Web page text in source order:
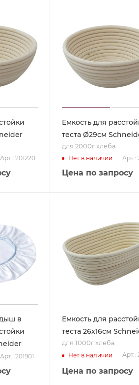
Арт.: 201220
Емкость для
теста Ø29см
для 2000г хлеба
Нет в наличии Арт.:
Цена по запросу
в
Арт.: 201901
Емкость для
теста 26x16см
для 1000г хлеба
Нет в наличии Арт.:
Цена по запросу